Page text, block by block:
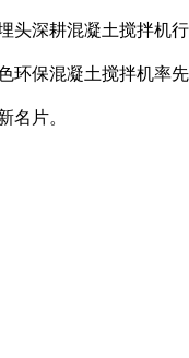
深耕混凝土搅拌机
保混凝土搅拌机率
名片。